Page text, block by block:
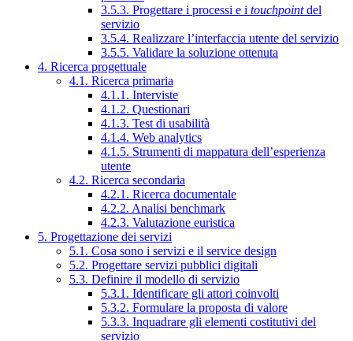
3.5.3. Progettare i processi e i touchpointdel
servizio
3.5.4. Realizzare l’interfaccia utente del servizio
3.5.5. Validare la soluzione ottenuta
4. Ricerca progettuale
4.1. Ricerca primaria
4.1.1. Interviste
4.1.2. Questionari
4.1.3. Test di usabilità
4.1.4. Web analytics
4.1.5. Strumenti di mappatura dell’esperienza
utente
4.2. Ricerca secondaria
4.2.1. Ricerca documentale
4.2.2. Analisi benchmark
4.2.3. Valutazione euristica
5. Progettazione dei servizi
5.1. Cosa sono i servizi e il service design
5.2. Progettare servizi pubblici digitali
5.3. Definire il modello di servizio
5.3.1. Identificare gli attori coinvolti
5.3.2. Formulare la proposta di valore
5.3.3. Inquadrare gli elementi costitutivi del
servizio